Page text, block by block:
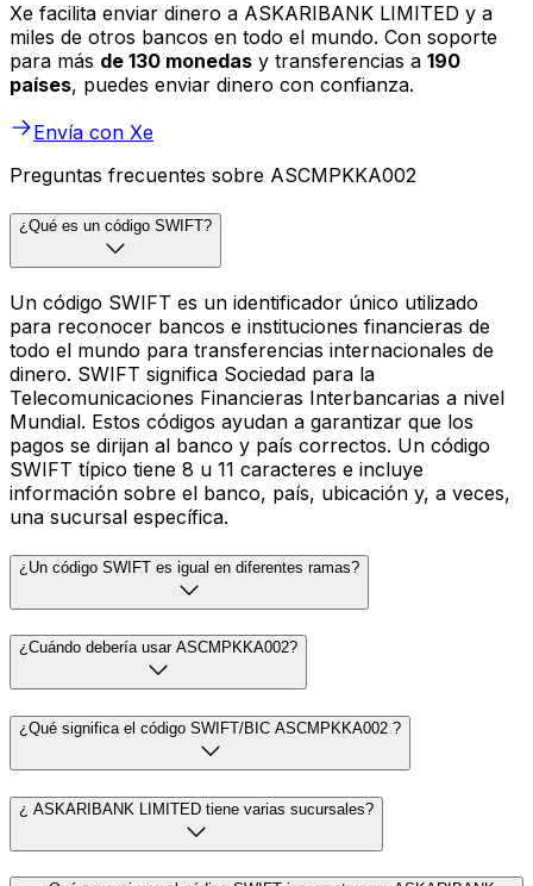
Xe facilita enviar dinero a ASKARIBANK LIMITED y a
miles de otros bancos en todo el mundo. Con soporte
para más de 130 monedas y transferencias a 190
países, puedes enviar dinero con confianza.
Envía con Xe
Preguntas frecuentes sobre ASCMPKKA002
¿Qué es un código SWIFT?
Un código SWIFT es un identificador único utilizado
para reconocer bancos e instituciones financieras de
todo el mundo para transferencias internacionales de
dinero. SWIFT significa Sociedad para la
Telecomunicaciones Financieras Interbancarias a nivel
Mundial. Estos códigos ayudan a garantizar que los
pagos se dirijan al banco y país correctos. Un código
SWIFT típico tiene 8 u 11 caracteres e incluye
información sobre el banco, país, ubicación y, a veces,
una sucursal específica.
¿Un código SWIFT es igual en diferentes ramas?
¿Cuándo debería usar ASCMPKKA002?
¿Qué significa el código SWIFT/BIC ASCMPKKA002 ?
¿ ASKARIBANK LIMITED tiene varias sucursales?